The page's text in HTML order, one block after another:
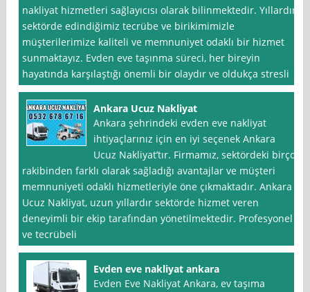
nakliyat hizmetleri sağlayıcısı olarak bilinmektedir. Yıllardır
sektörde edindiğimiz tecrübe ve birikimimizle
müşterilerimize kaliteli ve memnuniyet odaklı bir hizmet
sunmaktayız. Evden eve taşınma süreci, her bireyin
hayatında karşılaştığı önemli bir olaydır ve oldukça stresli
Ankara Ucuz Nakliyat
Ankara şehrindeki evden eve nakliyat
ihtiyaçlarınız için en iyi seçenek Ankara
Ucuz Nakliyat’tır. Firmamız, sektördeki birçok
rakibinden farklı olarak sağladığı avantajlar ve müşteri
memnuniyeti odaklı hizmetleriyle öne çıkmaktadır. Ankara
Ucuz Nakliyat, uzun yıllardır sektörde hizmet veren
deneyimli bir ekip tarafından yönetilmektedir. Profesyonel
ve tecrübeli
Evden eve nakliyat ankara
Evden Eve Nakliyat Ankara, ev taşıma